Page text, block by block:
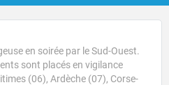
en soirée par le Sud-Ouest.
sont placés en vigilance
(06), Ardèche (07), Corse-